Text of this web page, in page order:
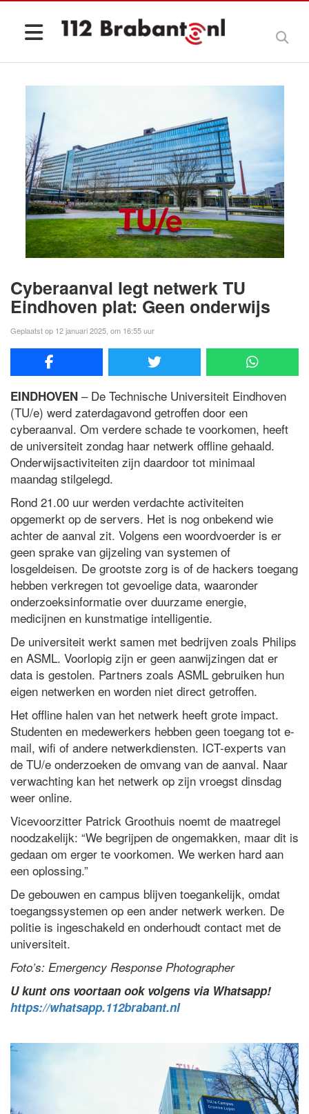
Cyberaanval legt netwerk TU
Eindhoven plat: Geen onderwijs
Geplaatst op 12 januari 2025, om 16:55 uur
EINDHOVEN – De Technische Universiteit Eindhoven
(TU/e) werd zaterdagavond getroffen door een
cyberaanval. Om verdere schade te voorkomen, heeft
de universiteit zondag haar netwerk offline gehaald.
Onderwijsactiviteiten zijn daardoor tot minimaal
maandag stilgelegd.
Rond 21.00 uur werden verdachte activiteiten
opgemerkt op de servers. Het is nog onbekend wie
achter de aanval zit. Volgens een woordvoerder is er
geen sprake van gijzeling van systemen of
losgeldeisen. De grootste zorg is of de hackers toegang
hebben verkregen tot gevoelige data, waaronder
onderzoeksinformatie over duurzame energie,
medicijnen en kunstmatige intelligentie.
De universiteit werkt samen met bedrijven zoals Philips
en ASML. Voorlopig zijn er geen aanwijzingen dat er
data is gestolen. Partners zoals ASML gebruiken hun
eigen netwerken en worden niet direct getroffen.
Het offline halen van het netwerk heeft grote impact.
Studenten en medewerkers hebben geen toegang tot e-
mail, wifi of andere netwerkdiensten. ICT-experts van
de TU/e onderzoeken de omvang van de aanval. Naar
verwachting kan het netwerk op zijn vroegst dinsdag
weer online.
Vicevoorzitter Patrick Groothuis noemt de maatregel
noodzakelijk: “We begrijpen de ongemakken, maar dit is
gedaan om erger te voorkomen. We werken hard aan
een oplossing.”
De gebouwen en campus blijven toegankelijk, omdat
toegangssystemen op een ander netwerk werken. De
politie is ingeschakeld en onderhoudt contact met de
universiteit.
Foto’s: Emergency Response Photographer
U kunt ons voortaan ook volgens via Whatsapp!
https://whatsapp.112brabant.nl